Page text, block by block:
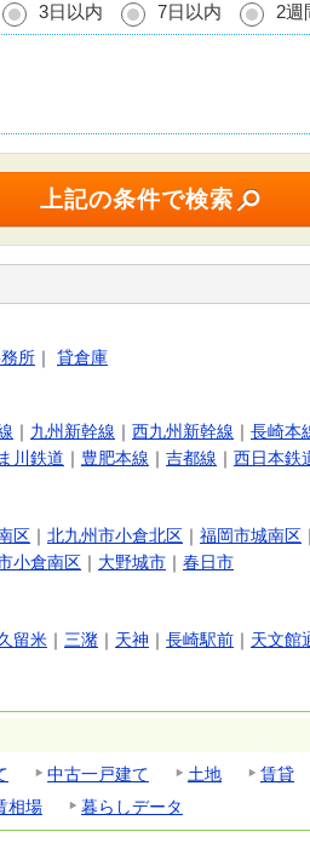
3日以内 7日以内 2週
所 ｜ 貸倉庫
｜ 九州新幹線 ｜ 西九州新幹線 ｜ 長崎本
川鉄道 ｜ 豊肥本線 ｜ 吉都線 ｜ 西日本鉄
区 ｜ 北九州市小倉北区 ｜ 福岡市城南区 ｜
小倉南区 ｜ 大野城市 ｜ 春日市
留米 ｜ 三潴 ｜ 天神 ｜ 長崎駅前 ｜ 天文館
中古一戸建て 土地 賃貸
相場 暮らしデータ